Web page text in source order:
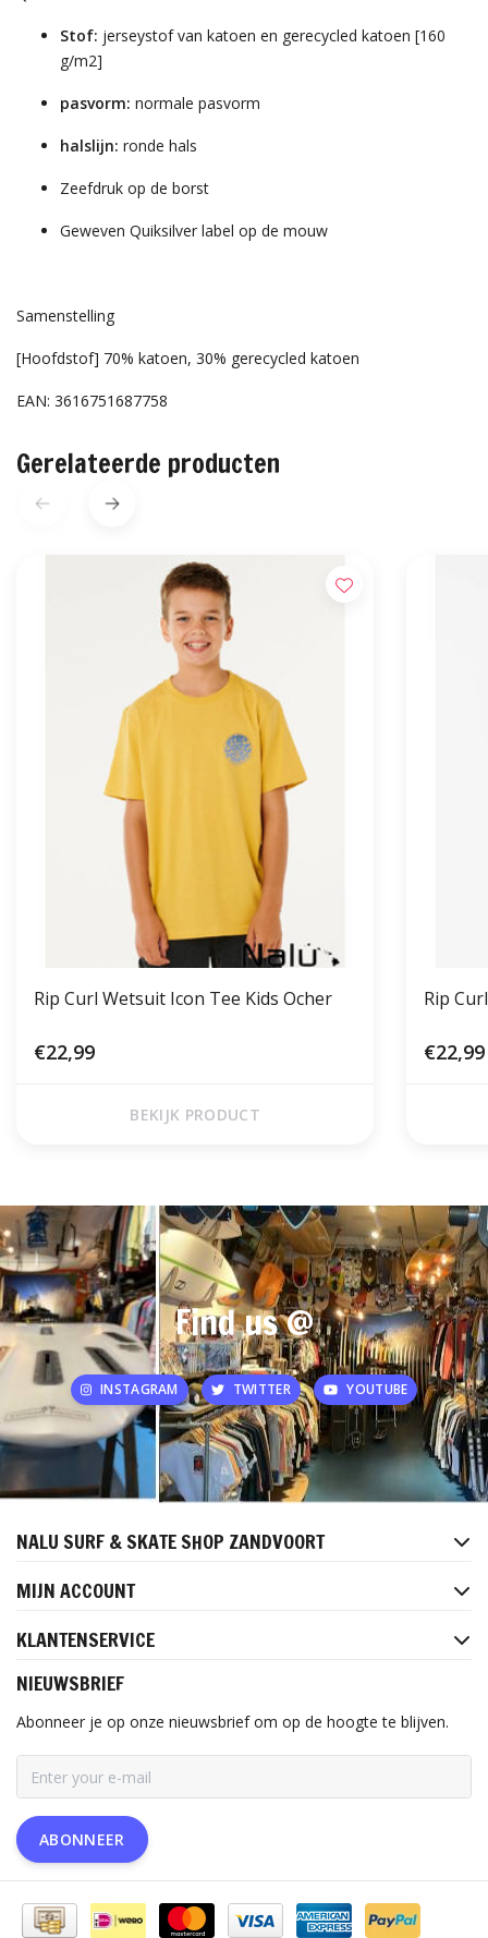
Stof: jerseystof van katoen en gerecycled katoen [160
g/m2]
pasvorm: normale pasvorm
halslijn: ronde hals
Zeefdruk op de borst
Geweven Quiksilver label op de mouw
Samenstelling
[Hoofdstof] 70% katoen, 30% gerecycled katoen
EAN: 3616751687758
Gerelateerde producten
Rip Curl Wetsuit Icon Tee Kids Ocher
€22,99
BEKIJK PRODUCT
Rip
€22,99
Find us @
INSTAGRAM TWITTER YOUTUBE
NALU SURF & SKATE SHOP ZANDVOORT
MIJN ACCOUNT
KLANTENSERVICE
NIEUWSBRIEF
Abonneer je op onze nieuwsbrief om op de hoogte te blijven.
ABONNEER